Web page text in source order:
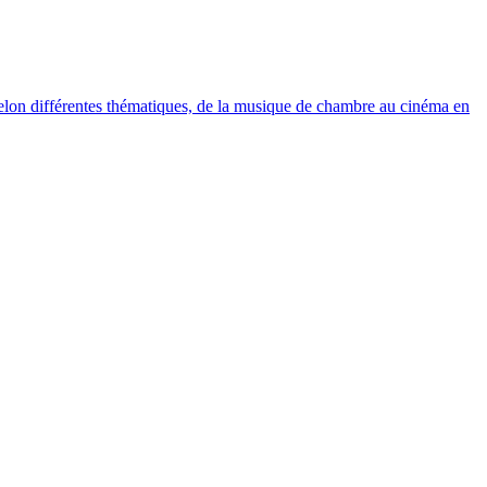
différentes thématiques, de la musique de chambre au cinéma en